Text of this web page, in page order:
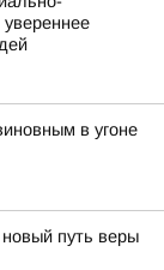
увереннее
в угоне
путь веры